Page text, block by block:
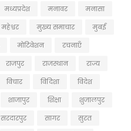
मध्यप्रदेश मनावर
मनासा
महेश्वर मुख्य समाचार
मुबई
मोटिवेशन
रचनाएँ
राजपुर राजस्थान
राज्य
विचार विदिशा
विदेश
शाजापुर शिक्षा
शुजालपुर
सरदारपुर सागर
सुरत